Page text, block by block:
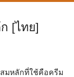
[ไทย]
มหลักที่ใช้คือครีม